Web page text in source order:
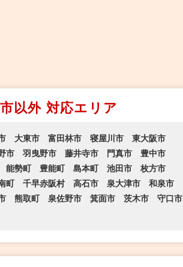
以外 対応エリア
大東市 富田林市 寝屋川市
東大阪市
市
羽曳野市 藤井寺市 門真市
豊中市
能勢町
豊能町 島本町 池田市
枚方市
町
千早赤阪村 高石市 泉大津市
和泉市
熊取町 泉佐野市 箕面市 茨木市 守口市